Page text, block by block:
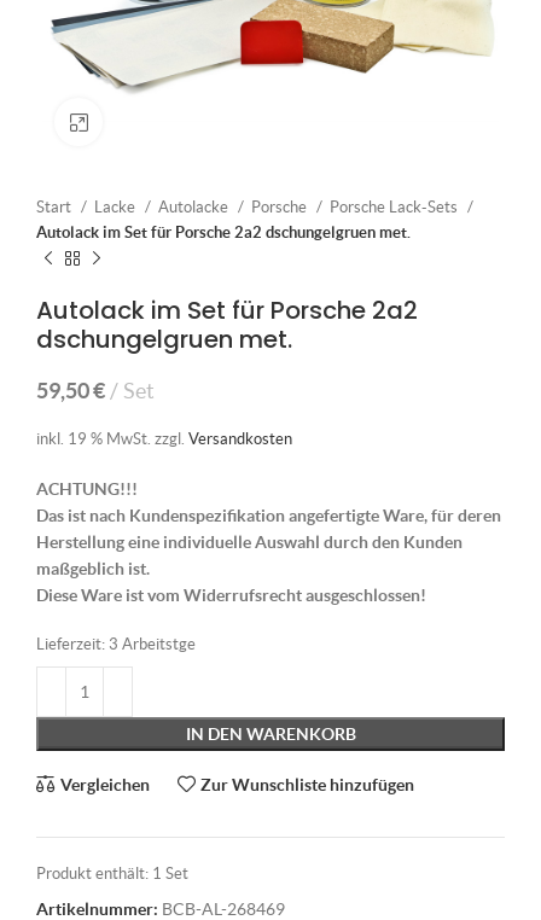
Start Lacke Autolacke Porsche
Porsche Lack-Sets
Autolack im Set für Porsche 2a2 dschungelgruen met.
Autolack im Set für Porsche 2a2
dschungelgruen met.
59,50€ Set
inkl. 19 % MwSt. zzgl. Versandkosten
ACHTUNG!!!
Das ist nach Kundenspezifikation angefertigte Ware, für deren
Herstellung eine individuelle Auswahl durch den Kunden
maßgeblich ist.
Diese Ware ist vom Widerrufsrecht ausgeschlossen!
Lieferzeit: 3 Arbeitstge
IN DEN WARENKORB
Vergleichen Zur Wunschliste hinzufügen
Produkt enthält: 1 Set
Artikelnummer: BCB-AL-268469